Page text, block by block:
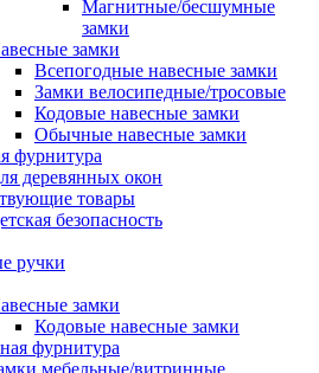
Магнитные/бесшумные
замки
замки
Всепогодные навесные замки
Замки велосипедные/тросовые
Кодовые навесные замки
Обычные навесные замки
фурнитура
деревянных окон
товары
безопасность
ручки
замки
Кодовые навесные замки
фурнитура